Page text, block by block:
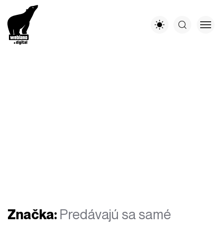
Značka: Predávajú sa samé